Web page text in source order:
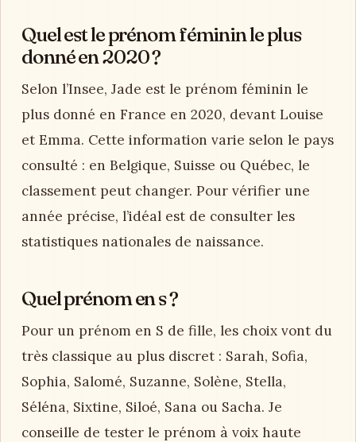
Quel est le prénom féminin le plus
donné en 2020 ?
Selon l’Insee, Jade est le prénom féminin le
plus donné en France en 2020, devant Louise
et Emma. Cette information varie selon le pays
consulté : en Belgique, Suisse ou Québec, le
classement peut changer. Pour vérifier une
année précise, l’idéal est de consulter les
statistiques nationales de naissance.
Quel prénom en s ?
Pour un prénom en S de fille, les choix vont du
très classique au plus discret : Sarah, Sofia,
Sophia, Salomé, Suzanne, Solène, Stella,
Séléna, Sixtine, Siloé, Sana ou Sacha. Je
conseille de tester le prénom à voix haute